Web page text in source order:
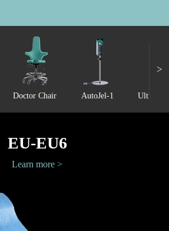
Doctor Chair AutoJel-1
>
EU-EU6
Learn more >